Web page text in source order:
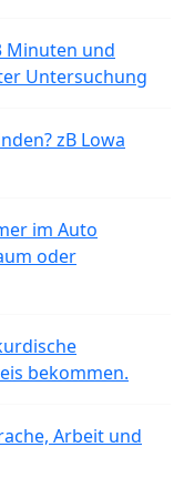
Minuten und
Untersuchung
zB Lowa
im Auto
oder
bekommen.
Arbeit und